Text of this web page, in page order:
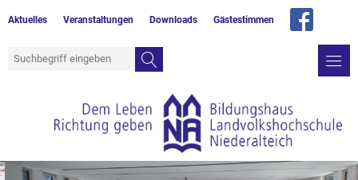
Aktuelles Veranstaltungen Downloads Gästestimmen